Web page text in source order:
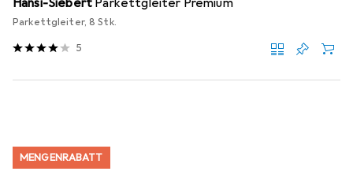
Parkettgleiter, 8 Stk.
5
MENGENRABATT